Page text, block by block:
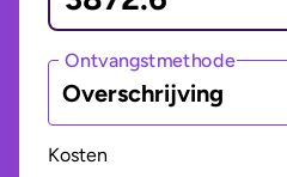
Ontvangstmethode
Overschrijving
Kosten